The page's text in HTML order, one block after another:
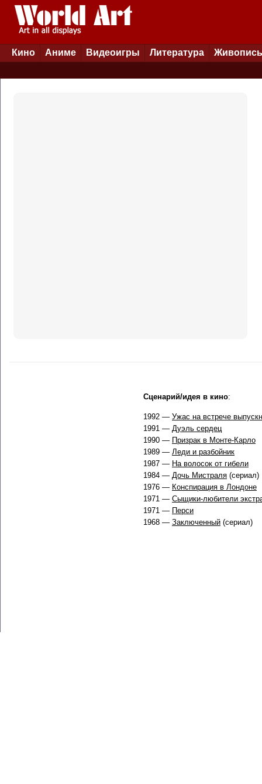
Кино Аниме Видеоигры Литература Живопись
Сценарий/идея в кино:
1992 — Ужас на встрече
1991 — Дуэль сердец
1990 — Призрак в Монте-Карло
1989 — Леди и разбойник
1987 — На волосок от гибели
1984 — Дочь Мистраля (сериал)
1976 — Конспирация в Лондоне
1971 — Сыщики-любители
1971 — Перси
1968 — Заключенный (сериал)